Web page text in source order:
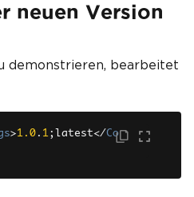
neuen Version
demonstrieren, bearbeitet
>1.0 . 1; latest</Co